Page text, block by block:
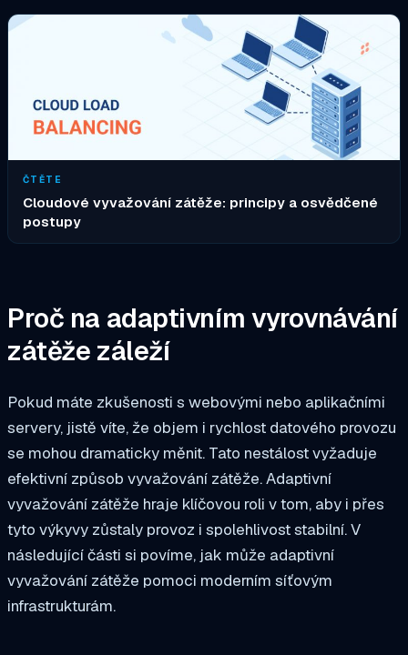
ČTĚTE
Cloudové vyvažování zátěže: principy a osvědčené
postupy
Proč na adaptivním vyrovnávání
zátěže záleží
Pokud máte zkušenosti s webovými nebo aplikačními
servery, jistě víte, že objem i rychlost datového provozu
se mohou dramaticky měnit. Tato nestálost vyžaduje
efektivní způsob vyvažování zátěže. Adaptivní
vyvažování zátěže hraje klíčovou roli v tom, aby i přes
tyto výkyvy zůstaly provoz i spolehlivost stabilní. V
následující části si povíme, jak může adaptivní
vyvažování zátěže pomoci moderním síťovým
infrastrukturám.